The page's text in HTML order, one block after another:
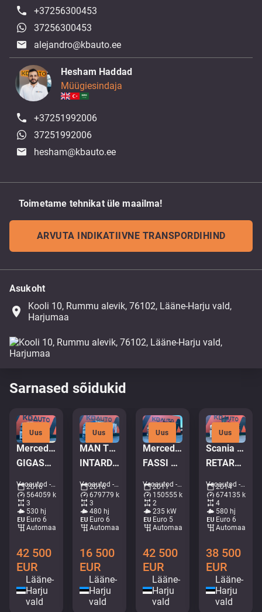
+37256300453
37256300453
alejandro@kbauto.ee
Hesham Haddad
Müügiesindaja
+37251992006
37251992006
hesham@kbauto.ee
Toimetame tehnikat üle maailma!
ARVUTA INDIKATIIVNE TRANSPORDIHIND
Asukoht
place
Kooli 10, Rummu alevik, 76102, Lääne-Harju vald,
Harjumaa
Sarnased sõidukid
Uus
Mercedes-Benz Actros 2653 6x2
GIGASPACE / JOAB L20 ton / L=5400 mm
Veoautod - Konkslift • M025-3669
2016
564059 km
3
530 hj
Euro 6
Automaat
42 500
EUR
Lääne-
Harju
vald
Uus
MAN TGX 26.480 6x2*4
INTARDER / BDF / CHASSI
Veoautod - Furgoon • M360-2174
2016
679779 km
3
480 hj
Euro 6
Automaat
16 500
EUR
Lääne-
Harju
vald
Uus
Mercedes-Benz Actros 1832 4x2
FASSI F135A22 / BOX L=3707 mm
Veoautod - Kraanaga kallur • M253-8328
2011
150555 km
2
235 kW
Euro 5
Automaat
42 500
EUR
Lääne-
Harju
vald
Uus
Scania R580 8x4
RETARDER / HYDRAULIC TAILGATE / TIPPER + EURO6
Veoautod - Kallur • M788-1421
2014
674135 km
4
580 hj
Euro 6
Automaat
38 500
EUR
Lääne-
Harju
vald